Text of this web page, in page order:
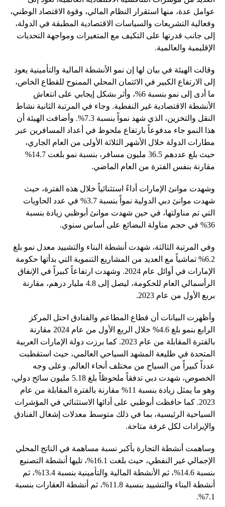
عوامل عدة، منها استقرار النظام المالي، وقوة الاقتصاد الوطني،
وفعالية التشريعات والسياسات الاقتصادية المطبقة في الدولة،
إلى جانب قدرتها على التكيف مع المتغيرات ومواجهة التحديات
الإقليمية والعالمية.
وقالت الهيئة في بيان لها إن نمو الأنشطة المالية والتأمينية يعود
إلى الارتفاع الكبير في الائتمان المحلي الممنوح للقطاع الخاص،
ما أدى إلى نمو بنسبة 6%، وأثر بشكل إيجابي على انتعاش
الأنشطة الاقتصادية غير النفطية. وجاء في المرتبة الثانية نشاط
النقل والتخزين، الذي شهد نمواً بنسبة 7.3%. وأضافت الهيئة أن
هذا النمو جاء مدفوعاً بارتفاع ملحوظ في أعداد المسافرين عبر
مطارات الدولة خلال الأشهر الثلاثة الأولى من العام الجاري،
حيث بلغ عددهم 36.5 مليون مسافر، بنسبة نمو بلغت 14.7%
مقارنة بنفس الفترة من العام الماضي.
وشهدت موانئ الإمارات أداءً استثنائياً خلال هذه الفترة، حيث
شهدت موانئ دبي الدولية نمواً بنسبة 3.7% في عدد الحاويات
التي تم مناولتها، في حين شهدت موانئ أبوظبي زيادة بنسبة
36% في حجم مناولة البضائع على أساس سنوي.
وفي المرتبة الثالثة، شهدت أنشطة البناء والتشييد معدل نمو بلغ
6.2% تماشياً مع العديد من المشاريع التنموية التي بدأتها حكومة
الإمارات في أوائل عام 2024. وشهدت ارتفاعاً كبيراً في الإنفاق
الرأسمالي العام للحكومة، ليصل إلى 4.8 مليار درهم، مقارنة
بربع الأول من عام 2023.
وأظهرت البيانات أن قطاع المطاعم والفنادق احتل المركز
الرابع بنمو بلغ 4.6% خلال الربع الأول من عام 2024 مقارنة
بالفترة المقابلة من عام 2023. كما برزت دولة الإمارات العربية
المتحدة في طليعة المشهد السياحي العالمي، حيث استقطبت
عدداً كبيراً من السياح من مختلف أنحاء العالم. وعلى وجه
الخصوص، شهدت دبي تدفقاً ملحوظاً بلغ 5.18 مليون سائح دولي،
وهو ما يمثل زيادة بنسبة 11% مقارنة بالفترة المقابلة من عام
2023. كما حافظت أبوظبي على أدائها الاستثنائي في المؤشرات
السياحية الرئيسية، بما في ذلك متوسط ​​معدلات إشغال الفنادق
والإيرادات لكل غرفة متاحة.
وساهمت أنشطة التجارة بأكبر نسبة مساهمة في الناتج المحلي
الإجمالي غير النفطي، حيث بلغت 16.1%، تليها أنشطة التصنيع
بنسبة 14.6%، ثم الأنشطة المالية والتأمينية بنسبة 13.4%، ثم
أنشطة البناء والتشييد بنسبة 11.8%، ثم أنشطة العقارات بنسبة
7.1%.